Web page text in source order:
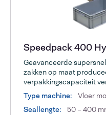
Speedpack 400
Geavanceerde
zakken op maat
verpakkingscapaciteit
Type machine:
Vloer
Seallengte:
50 – 400